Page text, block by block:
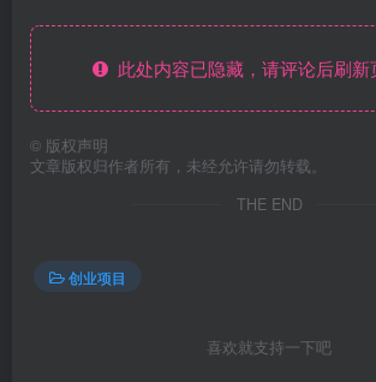
此处内容已隐藏，请评论后刷新
© 版权声明
文章版权归作者所有，未经允许请勿转载。
THE END
创业项目
喜欢就支持一下吧